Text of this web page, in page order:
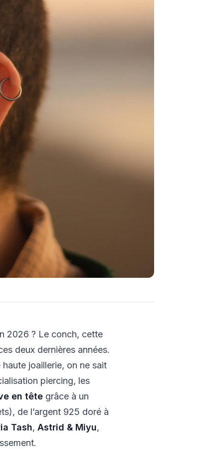
2026 ? Le conch, cette
deux dernières années.
joaillerie, on ne sait
piercing, les
en tête grâce à un
de l’argent 925 doré à
Tash, Astrid & Miyu,